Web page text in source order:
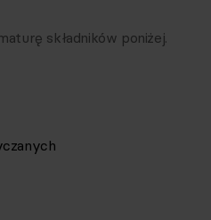
składników poniżej.
z ilościami i wagami